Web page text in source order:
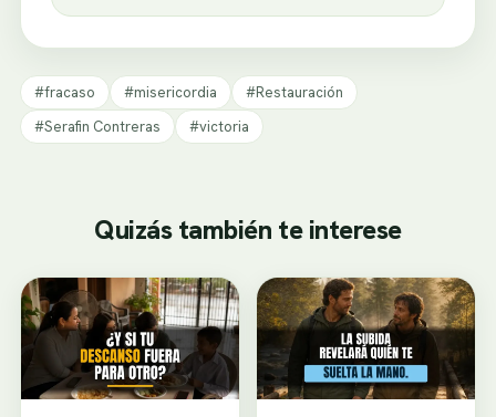
#fracaso #misericordia
#Restauración
#Serafin Contreras
#victoria
Quizás también te interese